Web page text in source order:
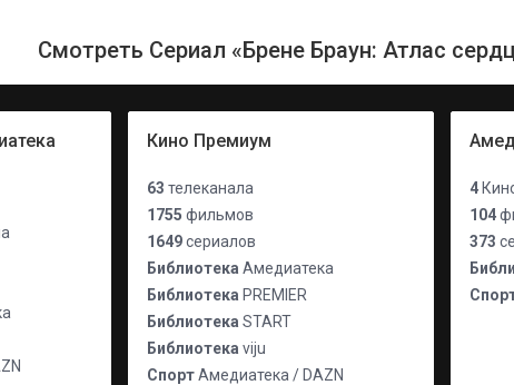
Смотреть Сериал «Брене Браун: Атлас
Кино Премиум
63 телеканала
1755 фильмов
1649сериалов
Библиотека Амедиатека
Библиотека PREMIER
Библиотека START
Библиотека viju
СпортАмедиатека / DAZN
4
104
373